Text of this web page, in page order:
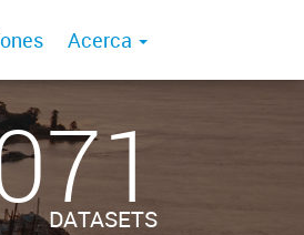
Acerca
DATASETS